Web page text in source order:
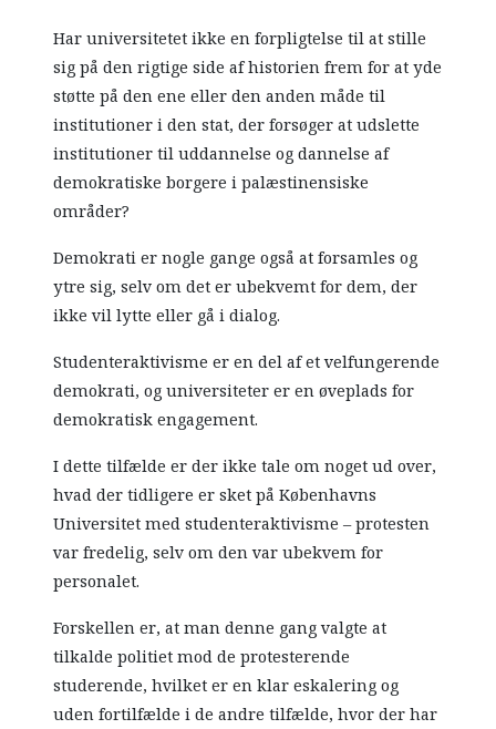
Har universitetet ikke en forpligtelse til at stille
sig på den rigtige side af historien frem for at yde
støtte på den ene eller den anden måde til
institutioner i den stat, der forsøger at udslette
institutioner til uddannelse og dannelse af
demokratiske borgere i palæstinensiske
områder?
Demokrati er nogle gange også at forsamles og
ytre sig, selv om det er ubekvemt for dem, der
ikke vil lytte eller gå i dialog.
Studenteraktivisme er en del af et velfungerende
demokrati, og universiteter er en øveplads for
demokratisk engagement.
I dette tilfælde er der ikke tale om noget ud over,
hvad der tidligere er sket på Københavns
Universitet med studenteraktivisme – protesten
var fredelig, selv om den var ubekvem for
personalet.
Forskellen er, at man denne gang valgte at
tilkalde politiet mod de protesterende
studerende, hvilket er en klar eskalering og
uden fortilfælde i de andre tilfælde, hvor der har